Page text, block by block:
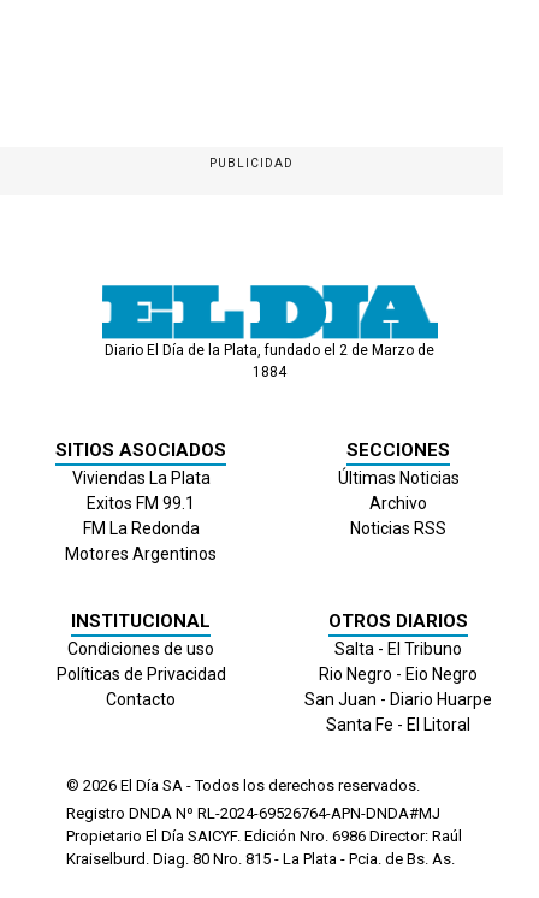
PUBLICIDAD
Diario El Día de la Plata, fundado el 2 de Marzo de
1884
SITIOS ASOCIADOS
Viviendas La Plata
Exitos FM 99.1
FM La Redonda
Motores Argentinos
SECCIONES
Últimas Noticias
Archivo
Noticias RSS
INSTITUCIONAL
Condiciones de uso
Políticas de Privacidad
Contacto
OTROS DIARIOS
Salta - El Tribuno
Rio Negro - Eio Negro
San Juan - Diario Huarpe
Santa Fe - El Litoral
© 2026 El Día SA - Todos los derechos reservados.
Registro DNDA Nº RL-2024-69526764-APN-DNDA#MJ
Propietario El Día SAICYF. Edición Nro. 6986 Director: Raúl
Kraiselburd. Diag. 80 Nro. 815 - La Plata - Pcia. de Bs. As.